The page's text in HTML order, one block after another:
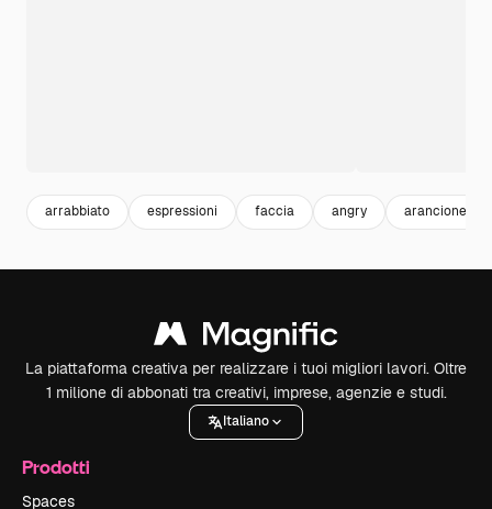
arrabbiato espressioni faccia angry arancione
La piattaforma creativa per realizzare i tuoi migliori lavori. Oltre
1 milione di abbonati tra creativi, imprese, agenzie e studi.
Italiano
Prodotti
Spaces